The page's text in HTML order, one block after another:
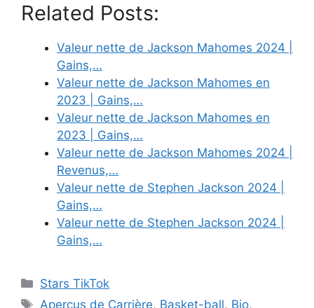
Related Posts:
Valeur nette de Jackson Mahomes 2024 |
Gains,…
Valeur nette de Jackson Mahomes en
2023 | Gains,…
Valeur nette de Jackson Mahomes en
2023 | Gains,…
Valeur nette de Jackson Mahomes 2024 |
Revenus,…
Valeur nette de Stephen Jackson 2024 |
Gains,…
Valeur nette de Stephen Jackson 2024 |
Gains,…
Categories
Stars TikTok
Tags
Aperçus de Carrière, Basket-ball, Bio,